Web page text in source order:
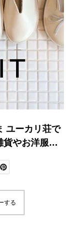
ユーカリ荘で
貨やお洋服イ
くはユーカ
くださいま
する